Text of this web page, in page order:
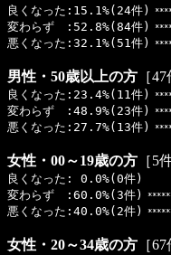
良くなった:15.1%(24件)
変わらず :52.8%(84件)
悪くなった:32.1%(51件)
男性・50歳以上の方 ［47
良くなった:23.4%(11件)
変わらず :48.9%(23件)
悪くなった:27.7%(13件)
女性・00～19歳の方 ［5
良くなった: 0.0%(0件)
変わらず :60.0%(3件)
悪くなった:40.0%(2件)
女性・20～34歳の方 ［67